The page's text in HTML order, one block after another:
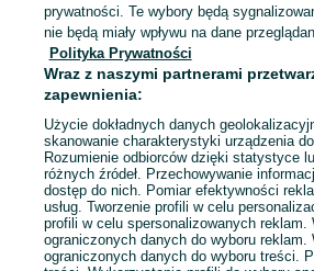
Mapa miejscowości
Mapa ministron
Popularne wyszukiwania
prywatności. Te wybory będą
nie będą miały wpływu na dane
Polityka Prywatności
Wraz z naszymi partnerami
zapewnienia:
Użycie dokładnych danych
skanowanie charakterystyki urządzenia
Rozumienie odbiorców dzięki statystyce
różnych źródeł. Przechowywanie
dostęp do nich. Pomiar efektywności
usług. Tworzenie profili w celu
profili w celu spersonalizowanych reklam.
ograniczonych danych do wyboru reklam.
ograniczonych danych do wyboru treści.